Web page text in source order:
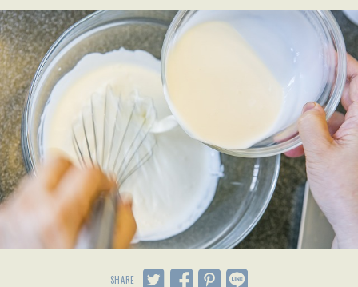
SHARE